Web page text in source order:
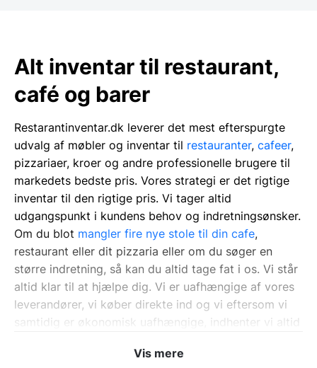
Alt inventar til restaurant,
café og barer
Restarantinventar.dk leverer det mest efterspurgte
udvalg af møbler og inventar til restauranter, cafeer,
pizzariaer, kroer og andre professionelle brugere til
markedets bedste pris. Vores strategi er det rigtige
inventar til den rigtige pris. Vi tager altid
udgangspunkt i kundens behov og indretningsønsker.
Om du blot mangler fire nye stole til din cafe,
restaurant eller dit pizzaria eller om du søger en
større indretning, så kan du altid tage fat i os. Vi står
altid klar til at hjælpe dig. Vi er uafhængige af vores
leverandører, vi køber direkte ind og vi eftersom vi
samtidig er økonomisk uafhængige, indhenter vi altid
kommer dig som kunde til gode. Vores udvalg af
Vis mere